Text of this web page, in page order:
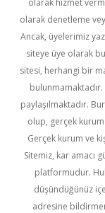
olarak hizmet
olarak denetleme
Ancak, üyelerimiz
siteye üye olarak
sitesi, herhangi bir
bulunmamaktadır.
paylaşılmaktadır.
olup, gerçek kurum
Gerçek kurum ve
Sitemiz, kar amacı
platformudur.
düşündüğünüz
adresine